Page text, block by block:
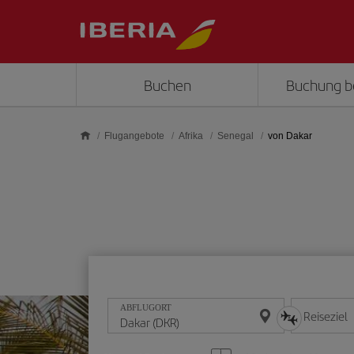
Buchen Buchung
Flugangebote Afrika Senegal von Dakar
ABFLUGORT Reiseziel